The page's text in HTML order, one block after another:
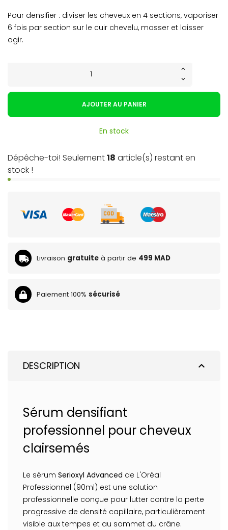
Pour densifier : diviser les cheveux en 4 sections, vaporiser
6 fois par section sur le cuir chevelu, masser et laisser
agir.
AJOUTER AU PANIER
En stock
Dépêche-toi! Seulement18 article(s) restant en
stock !
Livraison gratuite à partir de 499 MAD
Paiement 100% sécurisé
expand_less
DESCRIPTION
Sérum densifiant
professionnel pour cheveux
clairsemés
Le sérum Serioxyl Advanced de L'Oréal
Professionnel (90ml) est une solution
professionnelle conçue pour lutter contre la perte
progressive de densité capillaire, particulièrement
visible aux tempes et au sommet du crâne.